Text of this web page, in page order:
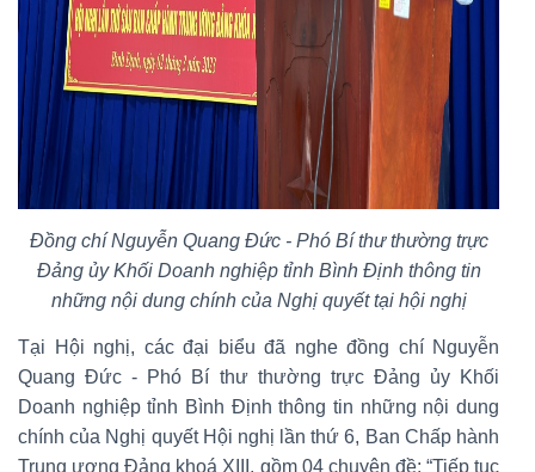
Đồng chí Nguyễn Quang Đức - Phó Bí thư thường trực
Đảng ủy Khối Doanh nghiệp tỉnh Bình Định thông tin
những nội dung chính của Nghị quyết tại hội nghị
Tại Hội nghị, các đại biểu đã nghe đồng chí Nguyễn
Quang Đức - Phó Bí thư thường trực Đảng ủy Khối
Doanh nghiệp tỉnh Bình Định thông tin những nội dung
chính của Nghị quyết Hội nghị lần thứ 6, Ban Chấp hành
Trung ương Đảng khoá XIII, gồm 04 chuyên đề: “Tiếp tục